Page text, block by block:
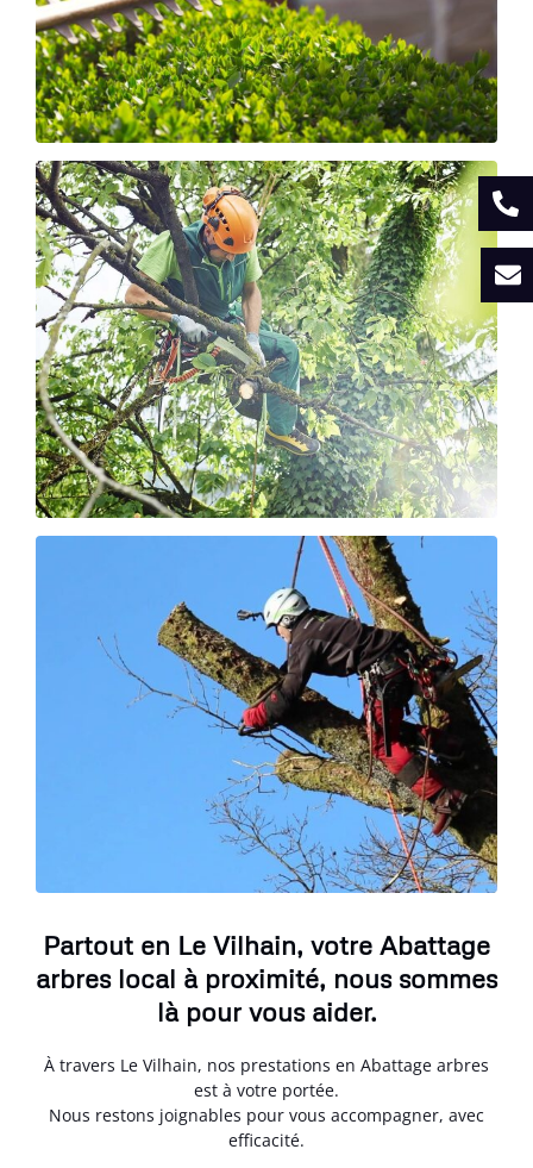
Partout en Le Vilhain, votre Abattage
arbres local à proximité, nous sommes
là pour vous aider.
À travers Le Vilhain, nos prestations en Abattage arbres
est à votre portée.
Nous restons joignables pour vous accompagner, avec
efficacité.